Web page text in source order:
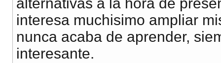
alternativas a la hora de
interesa muchisimo ampliar
nunca acaba de aprender,
interesante.